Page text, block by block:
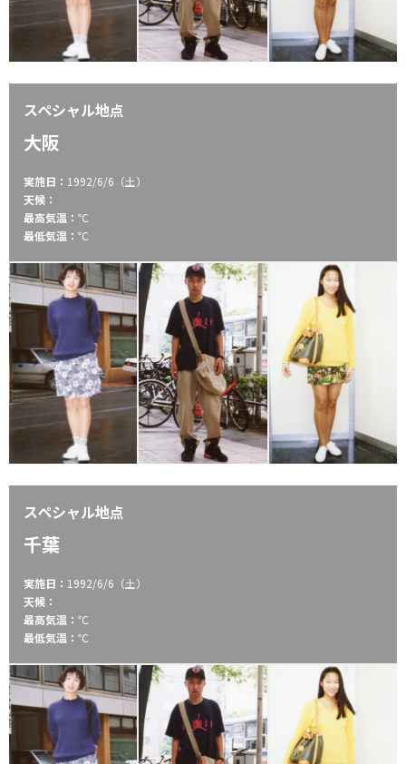
スペシャル地点
大阪
実施日： 1992/6/6（土）
天候：
最高気温： ℃
最低気温： ℃
スペシャル地点
千葉
実施日： 1992/6/6（土）
天候：
最高気温： ℃
最低気温： ℃